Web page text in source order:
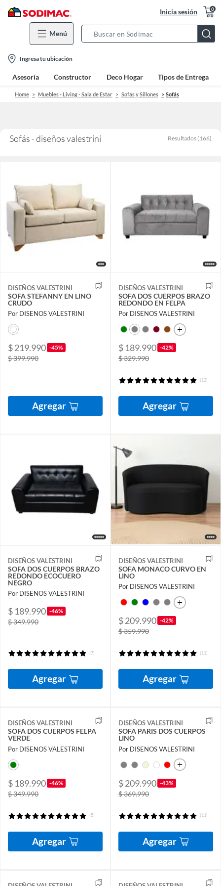
Inicia sesión 0
Menú
Bar
location-
icon
Ingresa tu ubicación
Asesoría Constructor Deco Hogar Tipos de Entrega
Home Muebles - Living - Sala de Estar Sofás y Sillones Sofás
Sofás - diseños valestrini Resultados (166)
DISEÑOS VALESTRINI
SOFA STEFANNY EN LINO
CRUDO
Por DISENOS VALESTRINI
$ 219.990 -45%
$ 399.990
Agregar
DISEÑOS VALESTRINI
SOFA DOS CUERPOS BRAZO
REDONDO EN FELPA
Por DISENOS VALESTRINI
$ 189.990 -42%
$ 329.990
(13)
Agregar
DISEÑOS VALESTRINI
SOFA DOS CUERPOS BRAZO
REDONDO ECOCUERO
NEGRO
Por DISENOS VALESTRINI
$ 189.990 -46%
$ 349.990
(7)
Agregar
DISEÑOS VALESTRINI
SOFA MONACO CURVO EN
LINO
Por DISENOS VALESTRINI
$ 209.990 -42%
$ 359.990
(11)
Agregar
DISEÑOS VALESTRINI
SOFA DOS CUERPOS FELPA
VERDE
Por DISENOS VALESTRINI
$ 189.990 -46%
$ 349.990
(5)
Agregar
DISEÑOS VALESTRINI
SOFA PARIS DOS CUERPOS
LINO
Por DISENOS VALESTRINI
$ 209.990 -43%
$ 369.990
(11)
Agregar